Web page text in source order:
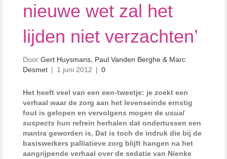
nieuwe wet zal het
lijden niet verzachten’
Door Gert Huysmans, Paul Vanden Berghe & Marc
Desmet | 1 juni 2012 | 0
Het heeft veel van een een-tweetje: je zoekt een
verhaal waar de zorg aan het levenseinde ernstig
fout is gelopen en vervolgens mogen de usual
suspects hun refrein herhalen dat ondertussen een
mantra geworden is. Dat is toch de indruk die bij de
basiswerkers palliatieve zorg blijft hangen na het
aangrijpende verhaal over de sedatie van Nienke